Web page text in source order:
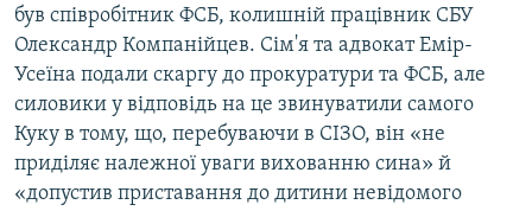
був співробітник ФСБ, колишній працівник СБУ
Олександр Компанійцев. Сім'я та адвокат Емір-
Усеїна подали скаргу до прокуратури та ФСБ, але
силовики у відповідь на це звинуватили самого
Куку в тому, що, перебуваючи в СІЗО, він «не
приділяє належної уваги вихованню сина» й
«допустив приставання до дитини невідомого